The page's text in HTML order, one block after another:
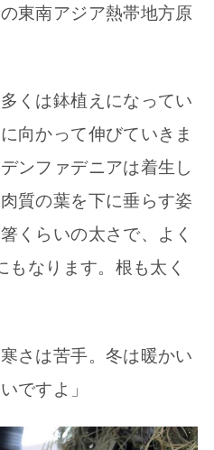
東南アジア熱帯地方原
くは鉢植えになってい
向かって伸びていきま
ンファデニアは着生し
質の葉を下に垂らす姿
くらいの太さで、よく
なります。根も太く
さは苦手。冬は暖かい
ですよ」